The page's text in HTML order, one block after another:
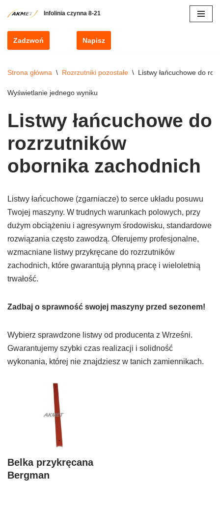
doZadzwoń Napisz
Strona główna \ Rozrzutniki pozostałe \ Listwy łańcuchowe do
Wyświetlanie jednego wyniku
Listwy łańcuchowe do
rozrzutników
obornika zachodnich
Listwy łańcuchowe (zgarniacze) to serce układu posuwu
Twojej maszyny. W trudnych warunkach polowych, przy
dużym obciążeniu i agresywnym środowisku, standardowe
rozwiązania często zawodzą. Oferujemy profesjonalne,
wzmacniane listwy przykręcane do rozrzutników
zachodnich, które gwarantują płynną pracę i wieloletnią
trwałość.
Zadbaj o sprawność swojej maszyny przed sezonem!
Wybierz sprawdzone listwy od producenta z Wrześni.
Gwarantujemy szybki czas realizacji i solidność
wykonania, której nie znajdziesz w tanich zamiennikach.
Belka przykręcana
Bergman